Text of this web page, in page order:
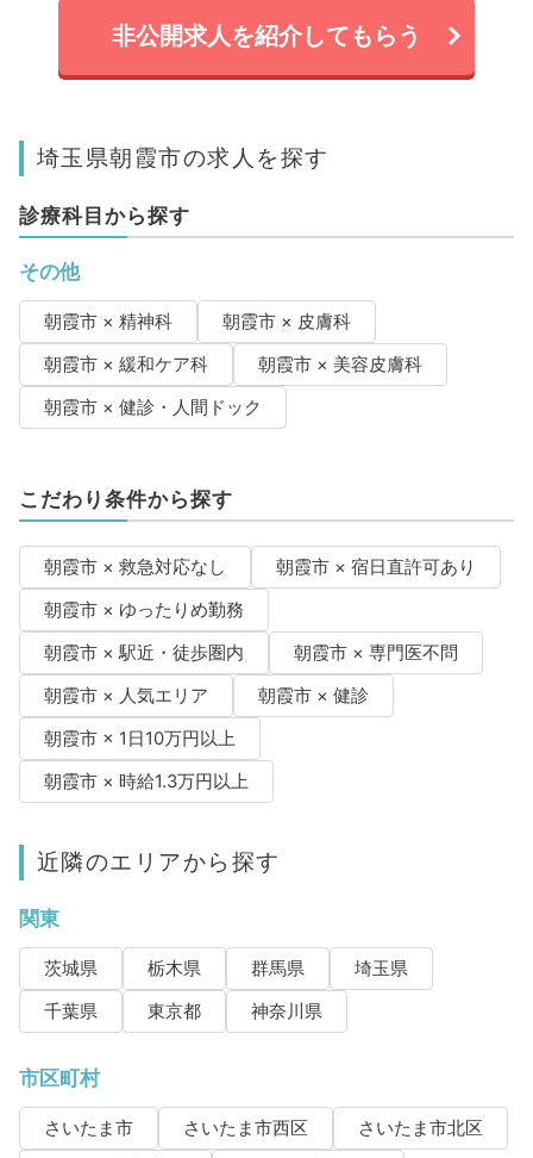
非公開求人を紹介してもらう
埼玉県朝霞市の求人を探す
診療科目から探す
その他
朝霞市 × 精神科
朝霞市 × 皮膚科
朝霞市 × 緩和ケア科
朝霞市 × 美容皮膚科
朝霞市 × 健診・人間ドック
こだわり条件から探す
朝霞市 × 救急対応なし
朝霞市 × 宿日直許可あり
朝霞市 × ゆったりめ勤務
朝霞市 × 駅近・徒歩圏内
朝霞市 × 専門医不問
朝霞市 × 人気エリア
朝霞市 × 健診
朝霞市 × 1日10万円以上
朝霞市 × 時給1.3万円以上
近隣のエリアから探す
関東
茨城県 栃木県 群馬県
埼玉県
千葉県
東京都 神奈川県
市区町村
さいたま市 さいたま市西区
さいたま市北区